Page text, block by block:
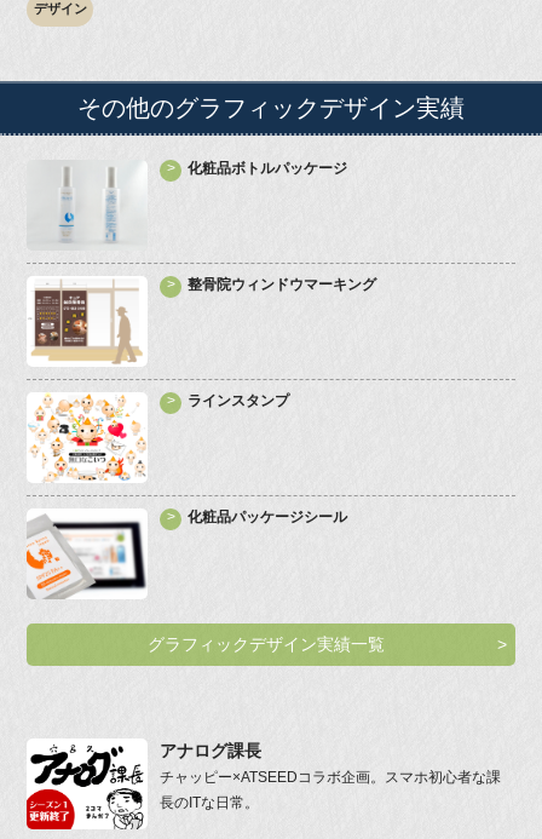
デザイン
その他のグラフィックデザイン実績
化粧品ボトルパッケージ
整骨院ウィンドウマーキング
ラインスタンプ
化粧品パッケージシール
グラフィックデザイン実績一覧
アナログ課長
チャッピー×ATSEEDコラボ企画。スマホ初心者な課
長のITな日常。